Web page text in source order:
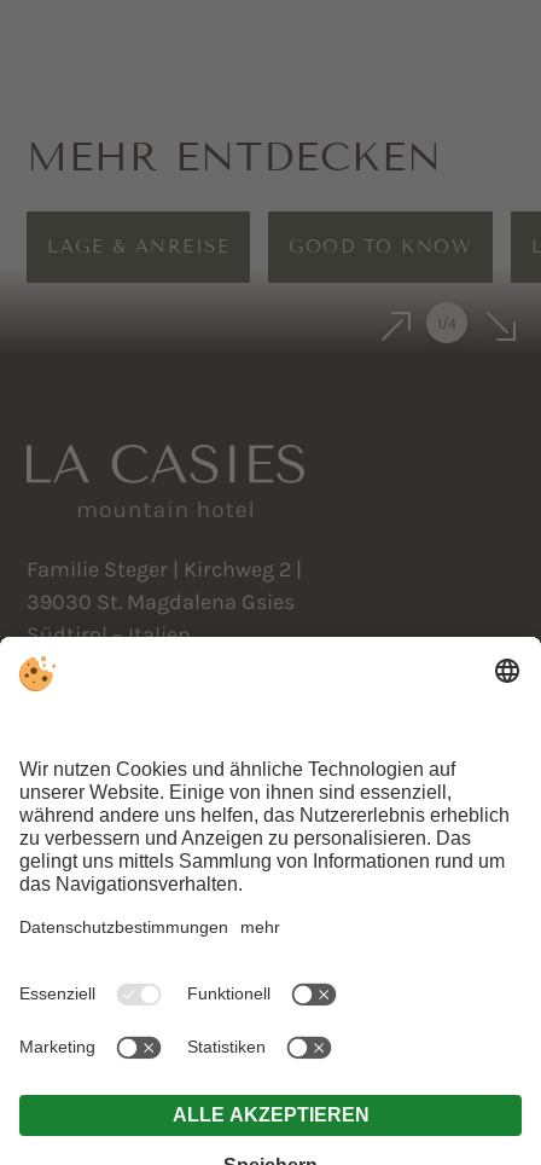
ANFRAGEN BUCHEN
MEHR ENTDECKEN
LAGE & ANREISE GOOD TO KNOW
1 /4
Familie Steger | Kirchweg 2 |
39030 St. Magdalena Gsies
Südtirol – Italien
+39 0474 978441
info@lacasies.com
KLATSCH UND